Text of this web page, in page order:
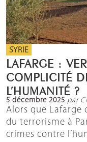
SYRIE
LAFARGE :
COMPLICITÉ
L’HUMANITÉ ?
5 décembre 2025 par
Alors que Lafarge
du terrorisme à
crimes contre